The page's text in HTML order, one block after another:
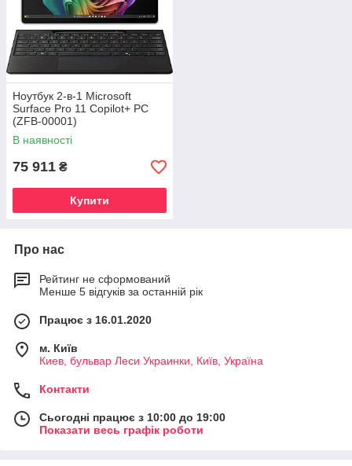
Ноутбук 2-в-1 Microsoft
Surface Pro 11 Copilot+ PC
(ZFB-00001)
В наявності
75 911 ₴
Купити
Про нас
Рейтинг не сформований
Менше 5 відгуків за останній рік
Працює з 16.01.2020
м. Київ
Киев, бульвар Леси Украинки, Київ, Україна
Контакти
Сьогодні працює з 10:00 до 19:00
Показати весь графік роботи